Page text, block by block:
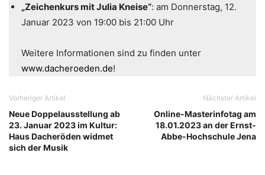
„Zeichenkurs mit Julia Kneise“: am Donnerstag, 12.
Januar 2023 von 19:00 bis 21:00 Uhr
Weitere Informationen sind zu finden unter
www.dacheroeden.de!
Vorheriger Artikel
Neue Doppelausstellung ab
23. Januar 2023 im Kultur:
Haus Dacheröden widmet
sich der Musik
Nächster Artikel
Online-Masterinfotag am
18.01.2023 an der Ernst-
Abbe-Hochschule Jena